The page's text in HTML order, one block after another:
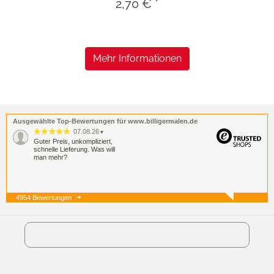
2,70 € *
Mehr Informationen
Ausgewählte Top-Bewertungen für www.billigermalen.de
07.08.26 ▼
Guter Preis, unkompliziert,
schnelle Lieferung. Was will
man mehr?
07.08.26 ▼
4954 Bewertungen